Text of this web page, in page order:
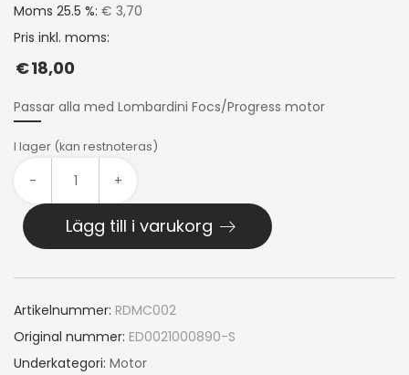
Moms 25.5 %: € 3,70
Pris inkl. moms:
€18,00
Passar alla med Lombardini Focs/Progress motor
I lager (kan restnoteras)
- +
Lägg till i varukorg
Artikelnummer: RDMC002
Original nummer: ED0021000890-S
Underkategori: Motor